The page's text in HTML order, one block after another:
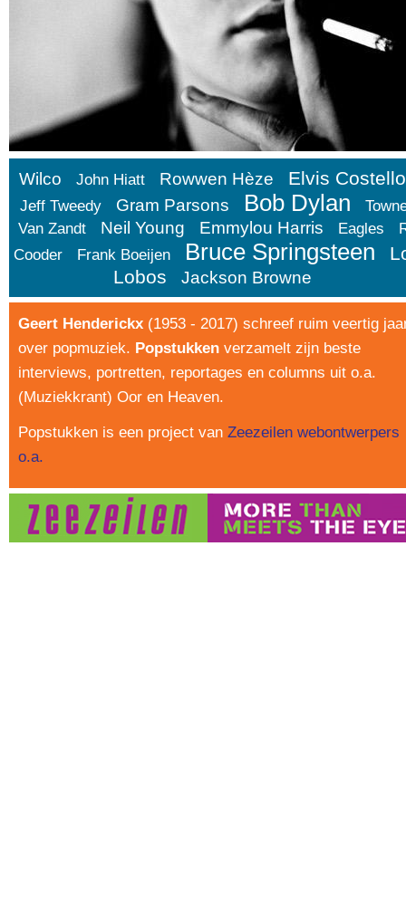
Wilco John Hiatt Rowwen Hèze Elvis Costello
Jeff Tweedy Gram Parsons Bob Dylan
Van Zandt
Neil Young Emmylou Harris Eagles
Cooder
Frank Boeijen Bruce Springsteen
Lobos
Jackson Browne
Geert Henderickx (1953 - 2017) schreef ruim veertig
over popmuziek. Popstukken verzamelt zijn beste
interviews, portretten, reportages en columns uit o.a.
(Muziekkrant) Oor en Heaven.
Popstukken is een project van Zeezeilen webontwerpers
o.a.